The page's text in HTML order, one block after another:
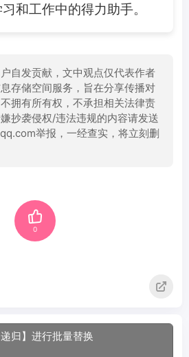
和工作中的得力助手。
自发贡献，文中观点仅代表作者
存储空间服务，旨在分享传播对
拥有所有权，不承担相关法律责
抄袭侵权/违法违规的内容请发送
举报，一经查实，将立刻删
0
归】进行批量替换